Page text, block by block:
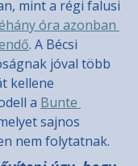
mint a régi falusi
óra azonban
. A Bécsi
jóval több
kellene
a Bunte
sajnos
nem folytatnak.